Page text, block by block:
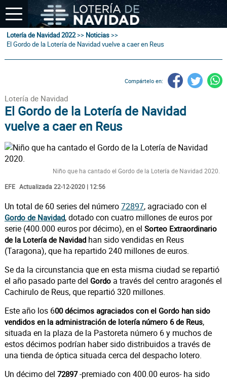
Lotería de Navidad 2022>> Noticias>>
El Gordo de la Lotería de Navidad vuelve a caer en Reus
Compártelo en:
Lotería de Navidad
El Gordo de la Lotería de Navidad
vuelve a caer en Reus
Niño que ha cantado el Gordo de la Lotería de Navidad 2020.
EFE Actualizada 22-12-2020 | 12:56
Un total de 60 series del número72897, agraciado con el
Gordo de Navidad, dotado con cuatro millones de euros por
serie (400.000 euros por décimo), en el Sorteo Extraordinario
de la Lotería de Navidadhan sido vendidas en Reus
(Taragona), que ha repartido 240 millones de euros.
Se da la circunstancia que en esta misma ciudad se repartió
el año pasado parte del Gordoa través del centro aragonés el
Cachirulo de Reus, que repartió 320 millones.
Este año los 600 décimos agraciados con el Gordo han sido
vendidos en la administración de lotería número 6 de Reus,
situada en la plaza de la Pastoreta número 6 y muchos de
estos décimos podrían haber sido distribuidos a través de
una tienda de óptica situada cerca del despacho lotero.
Un décimo del 72897-premiado con 400.00 euros- ha sido